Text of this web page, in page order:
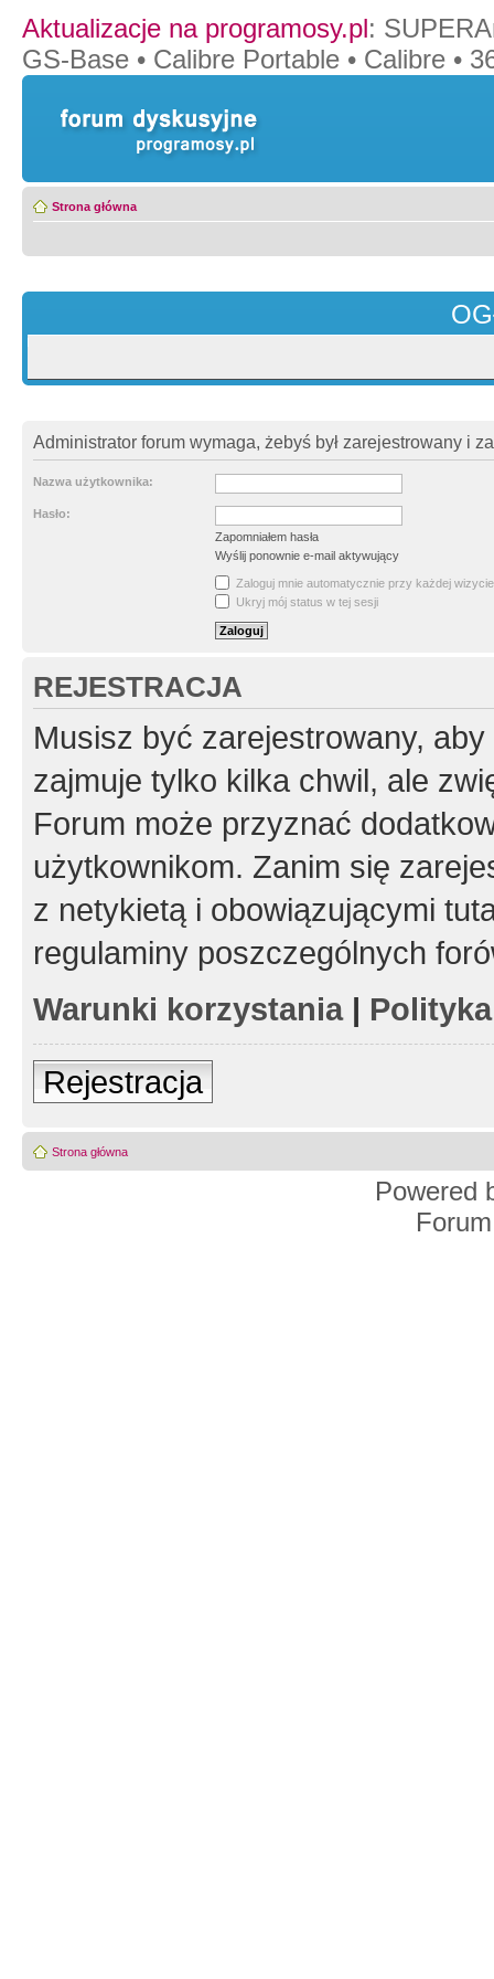
Aktualizacje na programosy.pl:
GS-Base • Calibre Portable • Calibre •
Strona główna
Administrator forum wymaga, żebyś był zarejestrowany i
Nazwa użytkownika:
Hasło:
Zapomniałem hasła
Wyślij ponownie e-mail aktywujący
Zaloguj mnie automatycznie przy każdej wizycie
Ukryj mój status w tej sesji
REJESTRACJA
Musisz być zarejestrowany,
zajmuje tylko kilka chwil, ale
Forum może przyznać
użytkownikom. Zanim się
z netykietą i obowiązującymi
regulaminy poszczególnych
Warunki korzystania|
Rejestracja
Strona główna
Powered